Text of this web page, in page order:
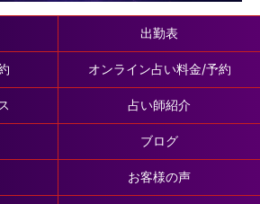
出勤表
オンライン占い料金/予約
占い師紹介
ブログ
お客様の声